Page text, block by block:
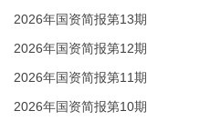
2026年国资简报第13期
2026年国资简报第12期
2026年国资简报第11期
2026年国资简报第10期